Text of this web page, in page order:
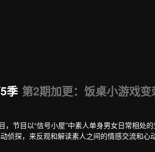
季 第2期加更：饭桌小游戏
，节目以“信号小屋”中素人单身男女日常相处
侦探，来反观和解读素人之间的情感交流和心